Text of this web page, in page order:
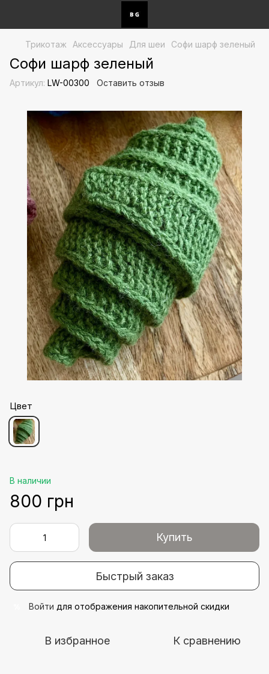
Трикотаж Аксессуары Для шеи Софи шарф зеленый
Софи шарф зеленый
Артикул: LW-00300 Оставить отзыв
Цвет
В наличии
800 грн
Купить
Быстрый заказ
Войти для отображения накопительной скидки
В избранное К сравнению